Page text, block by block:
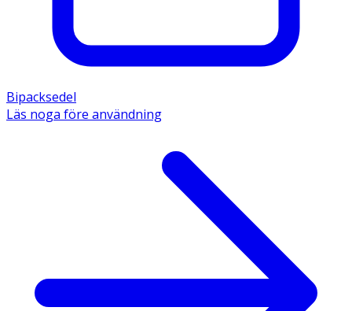
Bipacksedel
Läs noga före användning